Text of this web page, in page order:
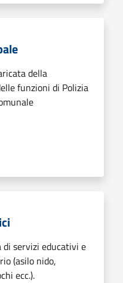
della
funzioni di Polizia
di servizi educativi e
(asilo nido,
ecc.).